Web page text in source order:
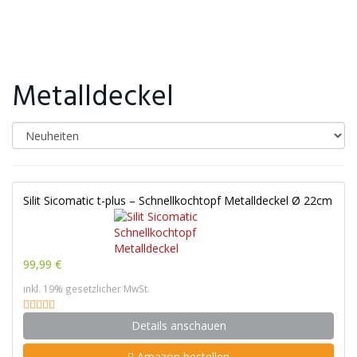
Metalldeckel
Silit Sicomatic t-plus – Schnellkochtopf Metalldeckel Ø 22cm
99,99 €
inkl. 19% gesetzlicher MwSt.
Details anschauen